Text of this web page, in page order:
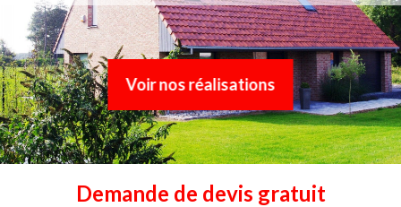
Voir nos réalisations
Demande de devis gratuit